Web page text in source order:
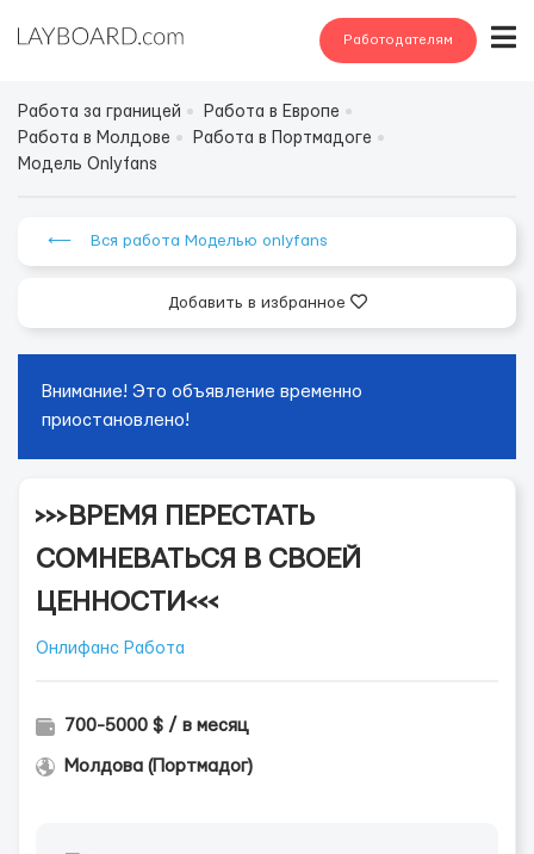
Работодателям
Работа за границей
Работа в Европе
Работа в Молдове
Работа в Портмадоге
Модель Onlyfans
⟵ Вся работа Моделью onlyfans
Добавить в избранное
Внимание! Это объявление временно
приостановлено!
>>>ВРЕМЯ ПЕРЕСТАТЬ
СОМНЕВАТЬСЯ В СВОЕЙ
ЦЕННОСТИ<<<
Онлифанс Работа
700-5000 $ / в месяц
Молдова (Портмадог)